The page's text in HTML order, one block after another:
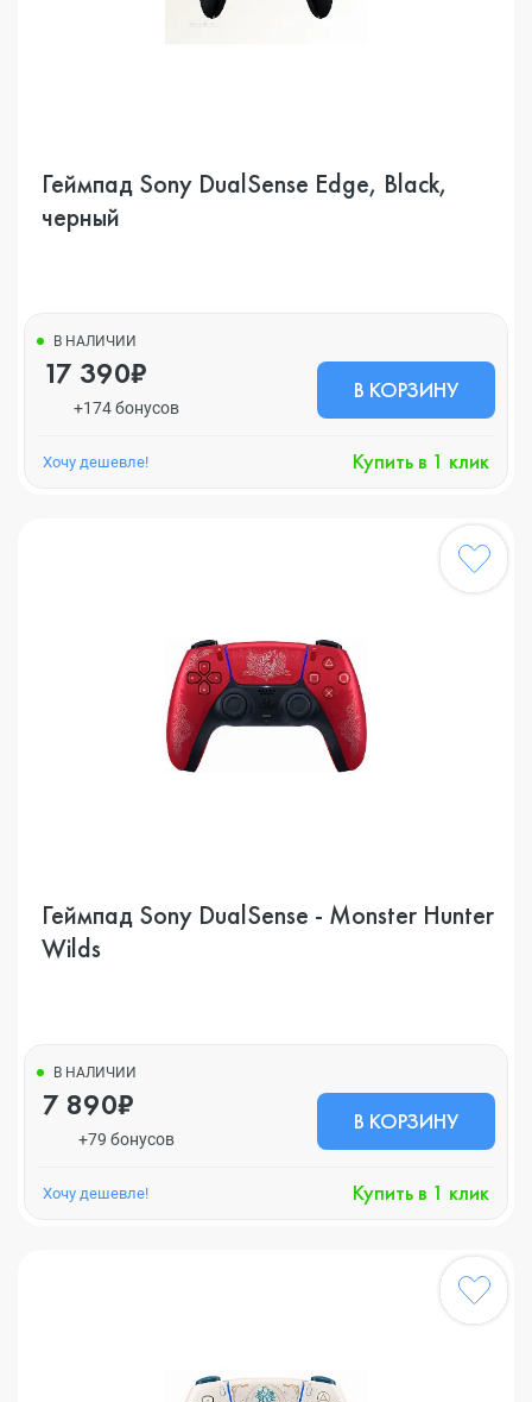
Геймпад Sony DualSense Edge, Black,
черный
В НАЛИЧИИ
17 390₽
+174 бонусов
В КОРЗИНУ
Хочу дешевле! Купить в 1 клик
Геймпад Sony DualSense - Monster Hunter
Wilds
В НАЛИЧИИ
7 890₽
+79 бонусов
В КОРЗИНУ
Хочу дешевле! Купить в 1 клик